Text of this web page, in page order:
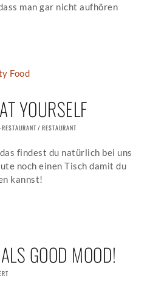
man gar nicht aufhören
YOURSELF
/ RESTAURANT
findest du natürlich bei uns
noch einen Tisch damit du
kannst!
GOOD MOOD!